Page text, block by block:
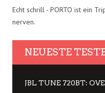
Echt schrill - PORTO ist ein
nerven.
NEUESTE